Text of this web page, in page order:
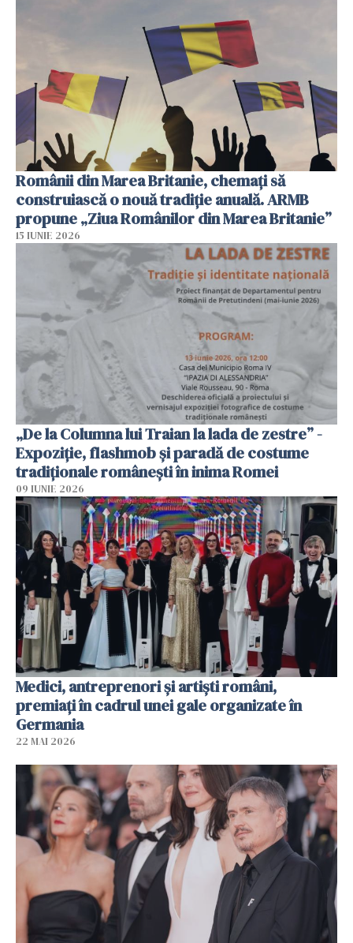
Românii din Marea Britanie, chemați să
construiască o nouă tradiție anuală. ARMB
propune „Ziua Românilor din Marea Britanie”
15 IUNIE 2026
„De la Columna lui Traian la lada de zestre” -
Expoziție, flashmob și paradă de costume
tradiționale românești în inima Romei
09 IUNIE 2026
Medici, antreprenori și artiști români,
premiați în cadrul unei gale organizate în
Germania
22 MAI 2026